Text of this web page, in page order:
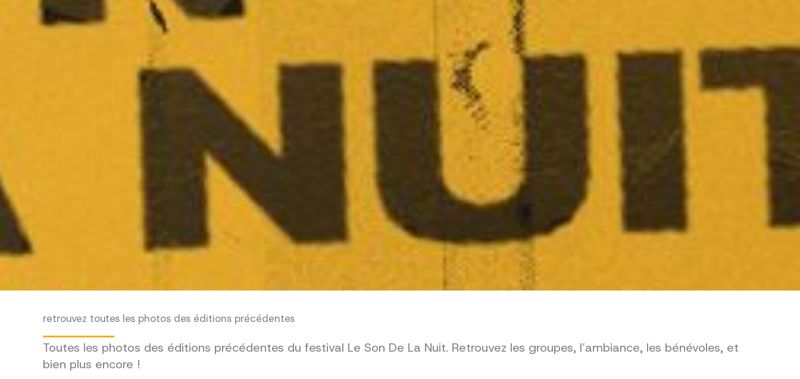
retrouvez toutes les photos des éditions précédentes
Toutes les photos des éditions précédentes du festival Le Son De La Nuit. Retrouvez les groupes, l’ambiance, les bénévoles, et
bien plus encore !